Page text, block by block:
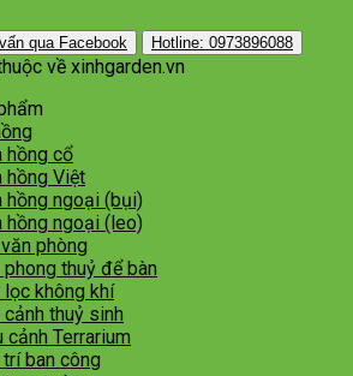
qua Facebook Hotline: 0973896088
về xinhgarden.vn
hồng cổ
hồng Việt
hồng ngoại (bụi)
hồng ngoại (leo)
phòng
phong thuỷ để bàn
lọc không khí
cảnh thuỷ sinh
cảnh Terrarium
ban công